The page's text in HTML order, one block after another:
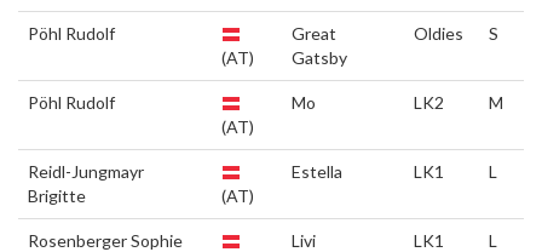
Pöhl Rudolf
(AT)
Great
Gatsby
Oldies S
Pöhl Rudolf
(AT)
Mo LK2 M
Reidl-Jungmayr
Brigitte
(AT)
Estella LK1 L
Rosenberger Sophie
Livi LK1 L